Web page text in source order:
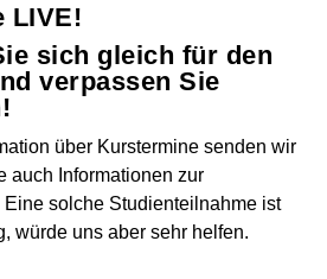
LIVE!
sich gleich für den
verpassen Sie
über Kurstermine senden wir
auch Informationen zur
solche Studienteilnahme ist
würde uns aber sehr helfen.